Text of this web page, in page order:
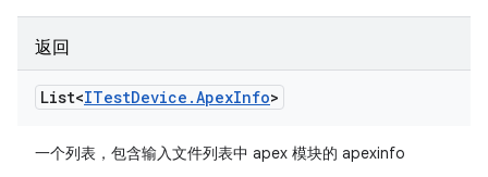
返回
List<ITestDevice .ApexInfo>
一个列表，包含输入文件列表中 apex 模块的 apexinfo